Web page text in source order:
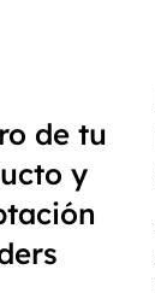
de tu
y